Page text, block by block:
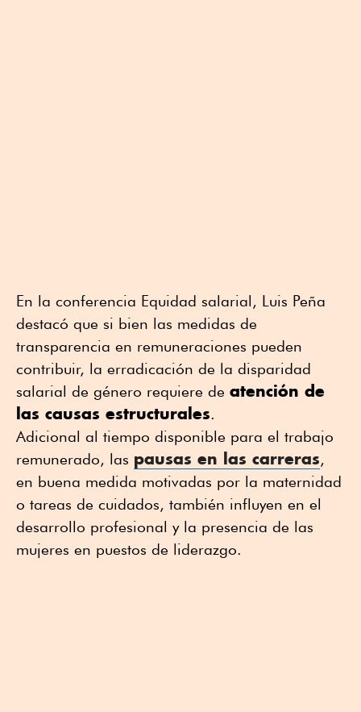
En la conferencia Equidad salarial, Luis Peña
destacó que si bien las medidas de
transparencia en remuneraciones pueden
contribuir, la erradicación de la disparidad
salarial de género requiere de atención de
las causas estructurales.
Adicional al tiempo disponible para el trabajo
remunerado, las pausas en las carreras,
en buena medida motivadas por la maternidad
o tareas de cuidados, también influyen en el
desarrollo profesional y la presencia de las
mujeres en puestos de liderazgo.